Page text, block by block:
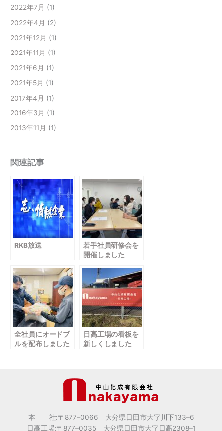
2022年7月 (1)
2022年4月 (2)
2021年12月 (1)
2021年11月 (1)
2021年6月 (1)
2021年5月 (1)
2017年4月 (1)
2016年3月 (1)
2013年11月 (1)
関連記事
RKB放送
若手社員研修会を
開催しました
全社員にオードブ
ルを配布しました
日高工場の看板を
新しくしました
本 社:〒877–0066 大分県日田市大字川下133–6
日高工場:〒877–0035 大分県日田市大字日高2308–1